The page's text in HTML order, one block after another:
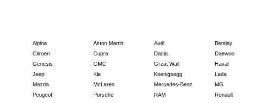
Alpina Aston Martin Audi Bentley
Citroen Cupra Dacia Daewoo
Genesis GMC Great Wall Haval
Jeep Kia Koenigsegg Lada
Mazda McLaren Mercedes-Benz MG
Peugeot Porsche RAM Renault